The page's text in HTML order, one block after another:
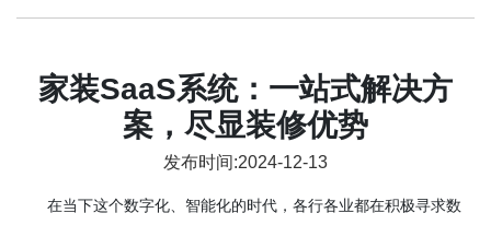
家装SaaS系统：一站式解决方
案，尽显装修优势
发布时间:2024-12-13
在当下这个数字化、智能化的时代，各行各业都在积极寻求数